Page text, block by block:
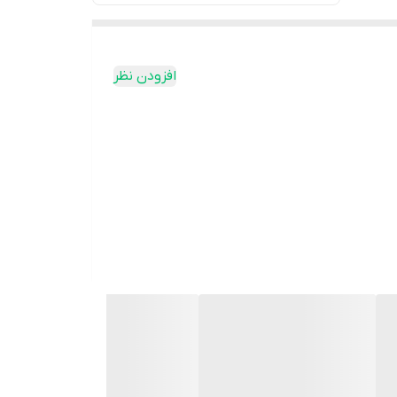
افزودن نظر